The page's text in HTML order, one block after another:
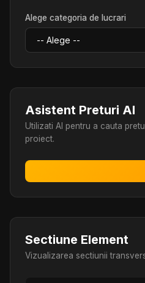
Alege categoria de lucrari
Asistent Preturi AI
Utilizati AI pentru a cauta
proiect.
Sectiune Element
Vizualizarea sectiunii